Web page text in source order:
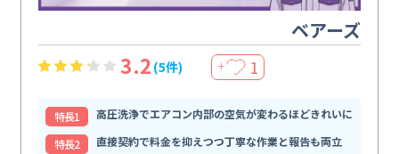
ベアーズ
3.2 (5件) ＋ 1
特⻑1
高圧洗浄でエアコン内部の空気が変わるほどきれいに
特⻑2
直接契約で料金を抑えつつ丁寧な作業と報告も両立